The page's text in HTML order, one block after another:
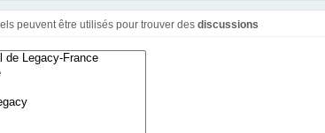
Ces filtres additionnels peuvent être utilisés pour trouver desdiscussions